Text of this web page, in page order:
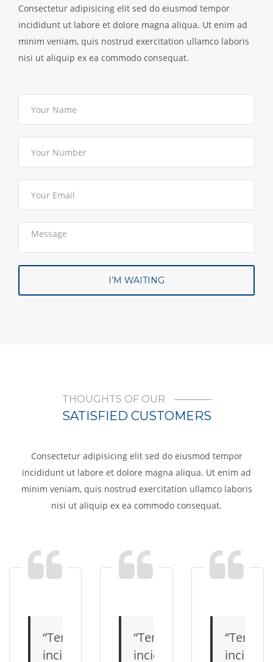
Consectetur adipisicing elit sed do eiusmod tempor
incididunt ut labore et dolore magna aliqua. Ut enim ad
minim veniam, quis nostrud exercitation ullamco laboris
nisi ut aliquip ex ea commodo consequat.
I’M WAITING
THOUGHTS OF OUR
SATISFIED CUSTOMERS
Consectetur adipisicing elit sed do eiusmod tempor
incididunt ut labore et dolore magna aliqua. Ut enim ad
minim veniam, quis nostrud exercitation ullamco laboris
nisi ut aliquip ex ea commodo consequat.
Tempor
incididunt
Tempor
incididunt
Tempor